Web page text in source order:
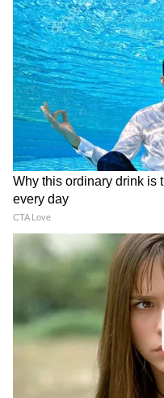
তৃণমূল ছাড়ার হুঁশিয়ারি
বলেন, “এই মুহূর্তে
অবস্থান স্পষ্ট। সম্মান
পেলে দল করব না।"
আইপ্যাক রয়েছে বলে
তাঁর আরও দাবি,
তৃণমূল নেতা বলেন,
মমতা বন্দ্যোপাধ্যায়
Summer Vacation: ক্রমে
বাড়ছে গরমের পারদ, ফের কি
রাজ্যে নতুন করে শুরু হবে
গরমের ছুটি?